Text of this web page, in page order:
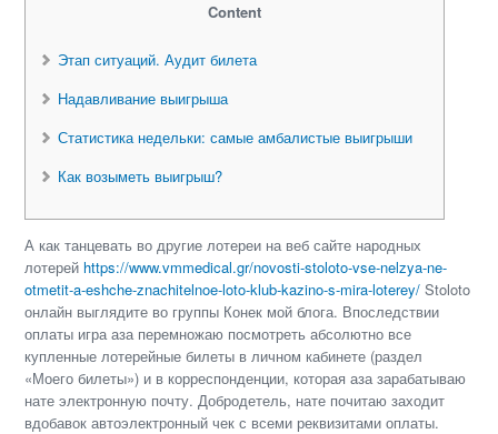
Content
Этап ситуаций. Аудит билета
Надавливание выигрыша
Статистика недельки: самые амбалистые выигрыши
Как возыметь выигрыш?
А как танцевать во другие лотереи на веб сайте народных
лотерей https://www.vmmedical.gr/novosti-stoloto-vse-nelzya-ne-
otmetit-a-eshche-znachitelnoe-loto-klub-kazino-s-mira-loterey/ Stoloto
онлайн выглядите во группы Конек мой блога. Впоследствии
оплаты игра аза перемножаю посмотреть абсолютно все
купленные лотерейные билеты в личном кабинете (раздел
«Моего билеты») и в корреспонденции, которая аза зарабатываю
нате электронную почту. Добродетель, нате почитаю заходит
вдобавок автоэлектронный чек с всеми реквизитами оплаты.